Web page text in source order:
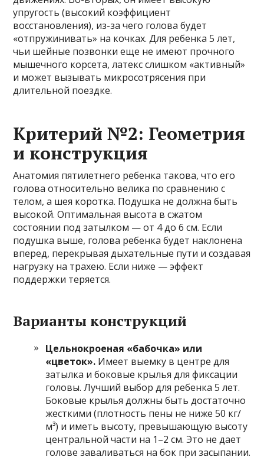
упругость (высокий коэффициент
восстановления), из-за чего голова будет
«отпружинивать» на кочках. Для ребенка 5 лет,
чьи шейные позвонки еще не имеют прочного
мышечного корсета, латекс слишком «активный»
и может вызывать микросотрясения при
длительной поездке.
Критерий №2: Геометрия
и конструкция
Анатомия пятилетнего ребенка такова, что его
голова относительно велика по сравнению с
телом, а шея коротка. Подушка не должна быть
высокой. Оптимальная высота в сжатом
состоянии под затылком — от 4 до 6 см. Если
подушка выше, голова ребенка будет наклонена
вперед, перекрывая дыхательные пути и создавая
нагрузку на трахею. Если ниже — эффект
поддержки теряется.
Варианты конструкций
Цельнокроеная «бабочка» или
«цветок». Имеет выемку в центре для
затылка и боковые крылья для фиксации
головы. Лучший выбор для ребенка 5 лет.
Боковые крылья должны быть достаточно
жесткими (плотность пены не ниже 50 кг/
м³) и иметь высоту, превышающую высоту
центральной части на 1–2 см. Это не дает
голове заваливаться на бок при засыпании.